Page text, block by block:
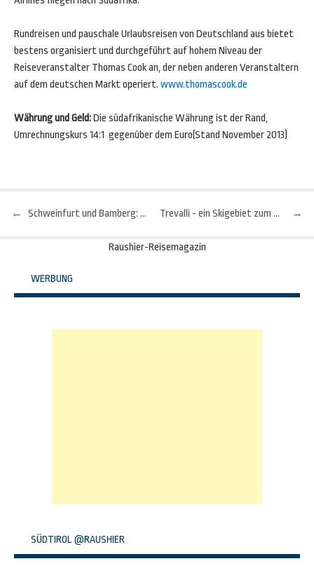
Rundreisen und pauschale Urlaubsreisen von Deutschland aus bietet
bestens organisiert und durchgeführt auf hohem Niveau der
Reiseveranstalter Thomas Cook an, der neben anderen Veranstaltern
auf dem deutschen Markt operiert. www.thomascook.de
Währung und Geld:Die südafrikanische Währung ist der Rand,
Umrechnungskurs 14:1 gegenüber dem Euro(Stand November 2013)
Beitragsnavigation
← Schweinfurt und Bamberg: Eine kulinarische Reise durch Franken →
Trevalli - ein Skigebiet zum Verlieben
Raushier-Reisemagazin
WERBUNG
SÜDTIROL @RAUSHIER